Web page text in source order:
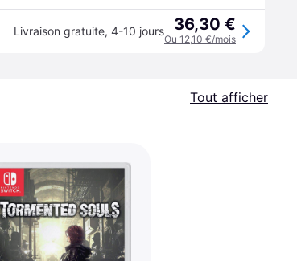
Livraison gratuite, 4-10 jours 36,30 €
Ou 12,10 €/mois
Tout afficher